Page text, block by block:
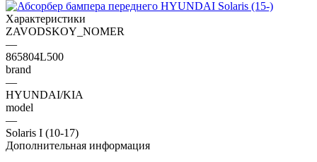
Характеристики
ZAVODSKOY_NOMER
—
865804L500
brand
—
HYUNDAI/KIA
model
—
Solaris I (10-17)
Дополнительная информация